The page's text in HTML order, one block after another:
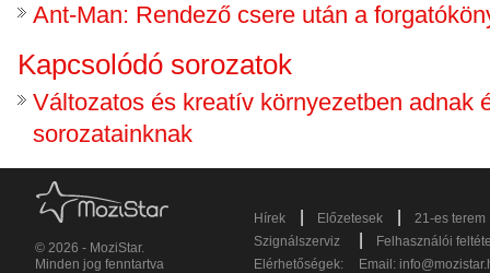
Ant-Man: Rendező csere után a
Kapcsolódó sorozatok
Változatos és kreatív környezetben adnak
sorozatainknak
© 2026 - MoziStar.
Minden jog fenntartva
Hírek Előzetesek
21-es terem
Szignálszerviz
Felhasználói
Elérhetőségek:
Email: